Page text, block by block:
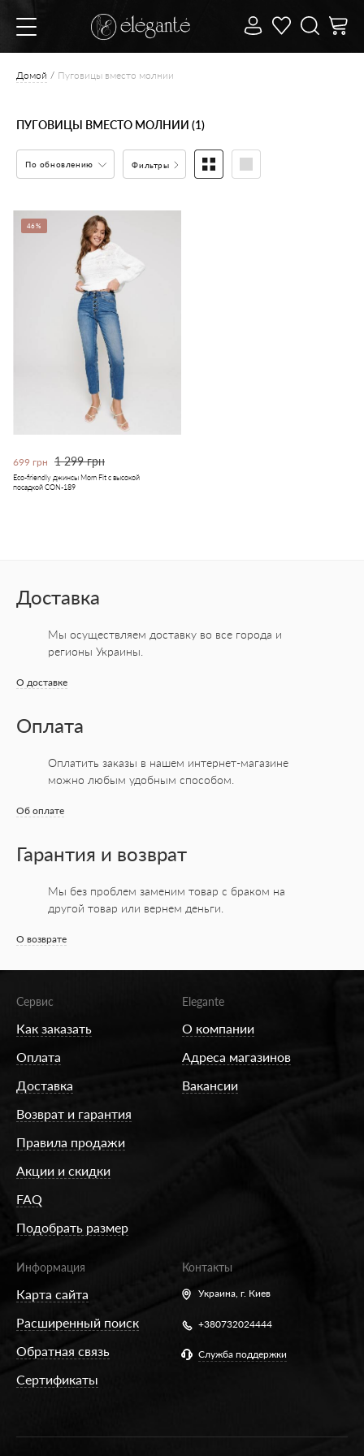
Домой Пуговицы вместо молнии
ПУГОВИЦЫ ВМЕСТО МОЛНИИ (1)
По обновлению Фильтры
46%
699 грн 1 299 грн
Eco-friendly джинсы Mom Fit с высокой
посадкой CON-189
Доставка
Мы осуществляем доставку во все города и
регионы Украины.
О доставке
Оплата
Оплатить заказы в нашем интернет-магазине
можно любым удобным способом.
Об оплате
Гарантия и возврат
Мы без проблем заменим товар с браком на
другой товар или вернем деньги.
О возврате
Сервис
Как заказать
Оплата
Доставка
Возврат и гарантия
Правила продажи
Акции и скидки
FAQ
Подобрать размер
Elegante
О компании
Адреса магазинов
Вакансии
Информация
Карта сайта
Расширенный поиск
Обратная связь
Сертификаты
Контакты
Украина, г. Киев
+380732024444
Служба поддержки